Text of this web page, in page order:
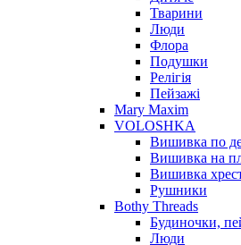
Тварини
Люди
Флора
Подушки
Релігія
Пейзажі
Mary Maxim
VOLOSHKA
Вишивка по
Вишивка на
Вишивка
Рушники
Bothy Threads
Будиночки,
Люди